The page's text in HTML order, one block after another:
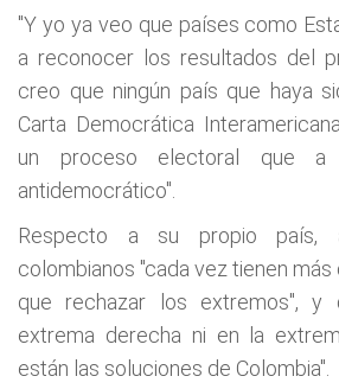
"Y yo ya veo que países como
a reconocer los resultados del
creo que ningún país que haya
Carta Democrática
un proceso electoral que
antidemocrático".
Respecto a su propio país,
colombianos "cada vez tienen más
que rechazar los extremos",
extrema derecha ni en la
están las soluciones de Colombia".